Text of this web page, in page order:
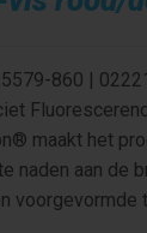
860 |
maakt het
naden aan de
voorgevormde